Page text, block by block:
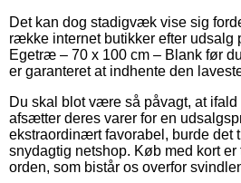
Det kan dog stadigvæk vise sig
række internet butikker efter udsalg
Egetræ – 70 x 100 cm – Blank før
er garanteret at indhente den
Du skal blot være så påvagt, at
afsætter deres varer for en
ekstraordinært favorabel, burde det
snydagtig netshop. Køb med kort er
orden, som bistår os overfor